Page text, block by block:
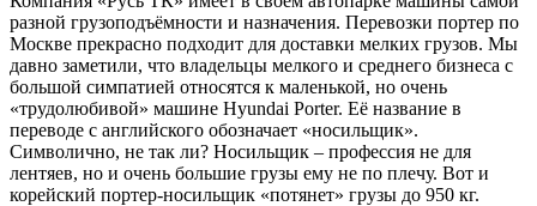
разной грузоподъёмности и назначения. Перевозки портер по
Москве прекрасно подходит для доставки мелких грузов. Мы
давно заметили, что владельцы мелкого и среднего бизнеса с
большой симпатией относятся к маленькой, но очень
«трудолюбивой» машине Hyundai Porter. Её название в
переводе с английского обозначает «носильщик».
Символично, не так ли? Носильщик – профессия не для
лентяев, но и очень большие грузы ему не по плечу. Вот и
корейский портер-носильщик «потянет» грузы до 950 кг.